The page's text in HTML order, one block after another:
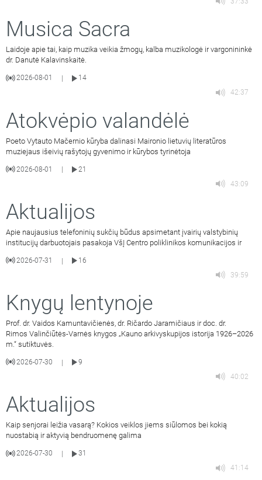
Musica Sacra
Laidoje apie tai, kaip muzika veikia žmogų, kalba muzikologė ir vargonininkė
dr. Danutė Kalavinskaitė.
2026-08-01
14
42:37
Atokvėpio valandėlė
Poeto Vytauto Mačernio kūryba dalinasi Maironio lietuvių literatūros
muziejaus išeivių rašytojų gyvenimo ir kūrybos tyrinėtoja
2026-08-01
21
43:09
Aktualijos
Apie naujausius telefoninių sukčių būdus apsimetant įvairių valstybinių
institucijų darbuotojais pasakoja VšĮ Centro poliklinikos komunikacijos ir
2026-07-31 |
16
39:59
Knygų lentynoje
Prof. dr. Vaidos Kamuntavičienės, dr. Ričardo Jaramičiaus ir doc. dr.
Rimos Valinčiūtės-Varnės knygos „Kauno arkivyskupijos istorija 1926–2026
m.“ sutiktuvės.
2026-07-30 |
9
40:02
Aktualijos
Kaip senjorai leižia vasarą? Kokios veiklos jiems siūlomos bei kokią
nuostabią ir aktyvią bendruomenę galima
2026-07-30
31
41:14